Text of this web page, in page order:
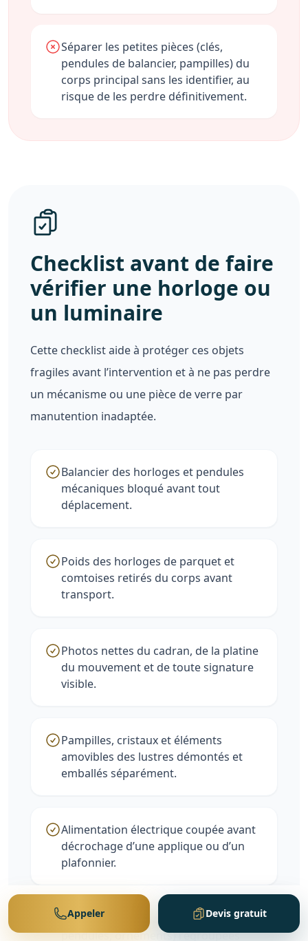
Séparer les petites pièces (clés,
pendules de balancier, pampilles) du
corps principal sans les identifier, au
risque de les perdre définitivement.
Checklist avant de faire
vérifier une horloge ou
un luminaire
Cette checklist aide à protéger ces objets
fragiles avant l’intervention et à ne pas perdre
un mécanisme ou une pièce de verre par
manutention inadaptée.
Balancier des horloges et pendules
mécaniques bloqué avant tout
déplacement.
Poids des horloges de parquet et
comtoises retirés du corps avant
transport.
Photos nettes du cadran, de la platine
du mouvement et de toute signature
visible.
Pampilles, cristaux et éléments
amovibles des lustres démontés et
emballés séparément.
Alimentation électrique coupée avant
décrochage d’une applique ou d’un
plafonnier.
Petites pièces détachées (clés,
pendules, ornements) regroupées
Appeler Devis gratuit